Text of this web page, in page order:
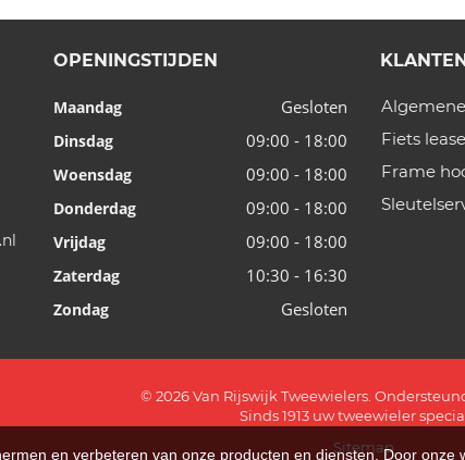
OPENINGSTIJDEN
Maandag Gesloten
Dinsdag 09:00 - 18:00
Woensdag 09:00 - 18:00
Donderdag 09:00 - 18:00
Vrijdag 09:00 - 18:00
Zaterdag 10:30 - 16:30
Zondag Gesloten
Fiets lease
Frame
© 2026 Van Rijswijk Tweewielers.
Sinds 1913 uw tweewieler
Sitemap
en verbeteren van onze producten en diensten. Door